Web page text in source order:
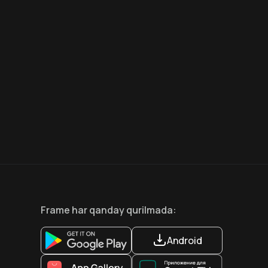
Frame har qanday qurilmada:
Android